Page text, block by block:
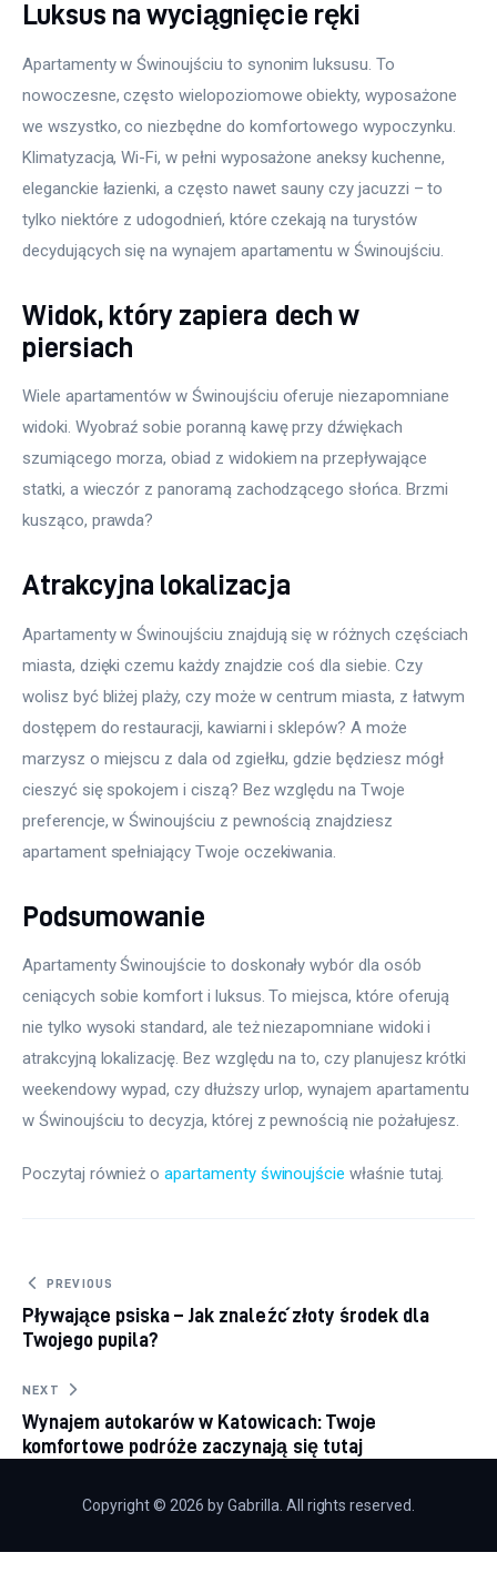
Luksus na wyciągnięcie ręki
Apartamenty w Świnoujściu to synonim luksusu. To
nowoczesne, często wielopoziomowe obiekty, wyposażone
we wszystko, co niezbędne do komfortowego wypoczynku.
Klimatyzacja, Wi-Fi, w pełni wyposażone aneksy kuchenne,
eleganckie łazienki, a często nawet sauny czy jacuzzi – to
tylko niektóre z udogodnień, które czekają na turystów
decydujących się na wynajem apartamentu w Świnoujściu.
Widok, który zapiera dech w
piersiach
Wiele apartamentów w Świnoujściu oferuje niezapomniane
widoki. Wyobraź sobie poranną kawę przy dźwiękach
szumiącego morza, obiad z widokiem na przepływające
statki, a wieczór z panoramą zachodzącego słońca. Brzmi
kusząco, prawda?
Atrakcyjna lokalizacja
Apartamenty w Świnoujściu znajdują się w różnych częściach
miasta, dzięki czemu każdy znajdzie coś dla siebie. Czy
wolisz być bliżej plaży, czy może w centrum miasta, z łatwym
dostępem do restauracji, kawiarni i sklepów? A może
marzysz o miejscu z dala od zgiełku, gdzie będziesz mógł
cieszyć się spokojem i ciszą? Bez względu na Twoje
preferencje, w Świnoujściu z pewnością znajdziesz
apartament spełniający Twoje oczekiwania.
Podsumowanie
Apartamenty Świnoujście to doskonały wybór dla osób
ceniących sobie komfort i luksus. To miejsca, które oferują
nie tylko wysoki standard, ale też niezapomniane widoki i
atrakcyjną lokalizację. Bez względu na to, czy planujesz krótki
weekendowy wypad, czy dłuższy urlop, wynajem apartamentu
w Świnoujściu to decyzja, której z pewnością nie pożałujesz.
Poczytaj również o apartamenty świnoujście właśnie tutaj.
Nawigacja wpisu
PREVIOUS
Pływające psiska – Jak znaleźć złoty środek dla
Twojego pupila?
NEXT
Wynajem autokarów w Katowicach: Twoje
komfortowe podróże zaczynają się tutaj
Copyright © 2026 by Gabrilla. All rights reserved.